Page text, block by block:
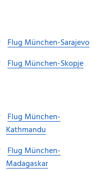
Flug München-Sarajevo
Flug München-Skopje
Flug München-
Kathmandu
Flug München-
Madagaskar